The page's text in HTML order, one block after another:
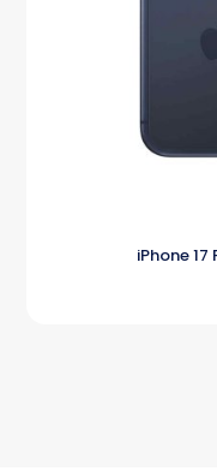
iPhone 17